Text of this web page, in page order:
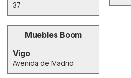
37
Muebles Boom
Vigo
Avenida de Madrid